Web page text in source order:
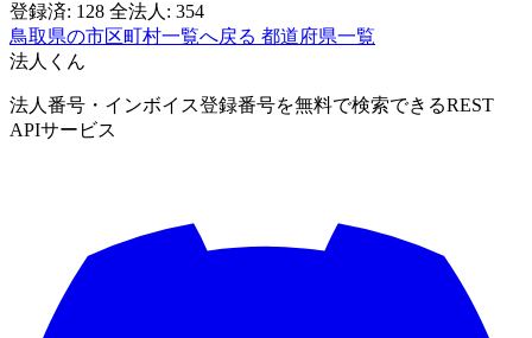
登録済: 128 全法人: 354
鳥取県の市区町村一覧へ戻る 都道府県一覧
法人くん
法人番号・インボイス登録番号を無料で検索できるREST
APIサービス